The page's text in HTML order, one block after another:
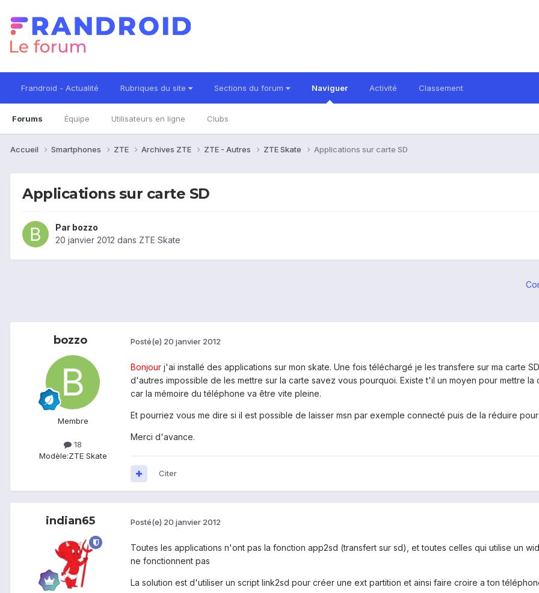
Frandroid - Actualité Rubriques du site Sections du forum Naviguer
Forums Équipe Utilisateurs en ligne Clubs
Activité Classement
Accueil Smartphones ZTE Archives ZTE ZTE - Autres ZTE Skate Applications sur carte SD
Applications sur carte SD
Par bozzo
20 janvier 2012 dans ZTE Skate
bozzo
Membre
18
Modèle:ZTE Skate
Posté(e) 20 janvier 2012
Bonjour j'ai installé des applications sur mon skate. Une fois téléchargé je les transfere sur ma carte
d'autres impossible de les mettre sur la carte savez vous pourquoi. Existe t'il un moyen pour mettre
car la mémoire du téléphone va être vite pleine.
Et pourriez vous me dire si il est possible de laisser msn par exemple connecté puis de la réduire
Merci d'avance.
Citer
indian65 Posté(e) 20 janvier 2012
Toutes les applications n'ont pas la fonction app2sd (transfert sur sd), et toutes celles qui utilise un
ne fonctionnent pas
La solution est d'utiliser un script link2sd pour créer une ext partition et ainsi faire croire a ton